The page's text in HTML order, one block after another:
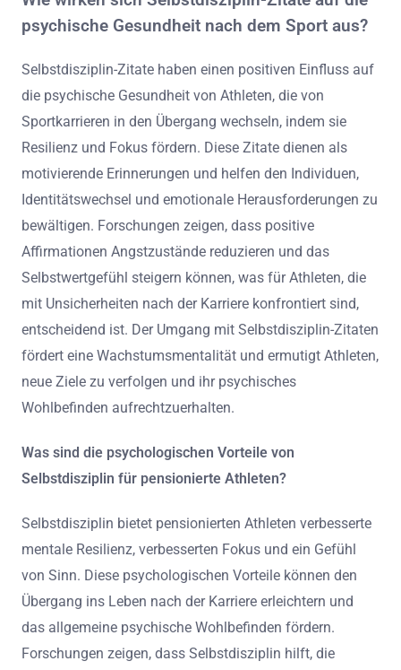
psychische Gesundheit nach dem Sport aus?
Selbstdisziplin-Zitate haben einen positiven Einfluss auf
die psychische Gesundheit von Athleten, die von
Sportkarrieren in den Übergang wechseln, indem sie
Resilienz und Fokus fördern. Diese Zitate dienen als
motivierende Erinnerungen und helfen den Individuen,
Identitätswechsel und emotionale Herausforderungen zu
bewältigen. Forschungen zeigen, dass positive
Affirmationen Angstzustände reduzieren und das
Selbstwertgefühl steigern können, was für Athleten, die
mit Unsicherheiten nach der Karriere konfrontiert sind,
entscheidend ist. Der Umgang mit Selbstdisziplin-Zitaten
fördert eine Wachstumsmentalität und ermutigt Athleten,
neue Ziele zu verfolgen und ihr psychisches
Wohlbefinden aufrechtzuerhalten.
Was sind die psychologischen Vorteile von
Selbstdisziplin für pensionierte Athleten?
Selbstdisziplin bietet pensionierten Athleten verbesserte
mentale Resilienz, verbesserten Fokus und ein Gefühl
von Sinn. Diese psychologischen Vorteile können den
Übergang ins Leben nach der Karriere erleichtern und
das allgemeine psychische Wohlbefinden fördern.
Forschungen zeigen, dass Selbstdisziplin hilft, die